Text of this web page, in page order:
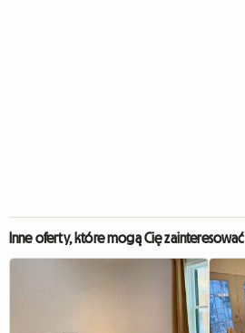
Inne oferty, które mogą Cię zainteresować